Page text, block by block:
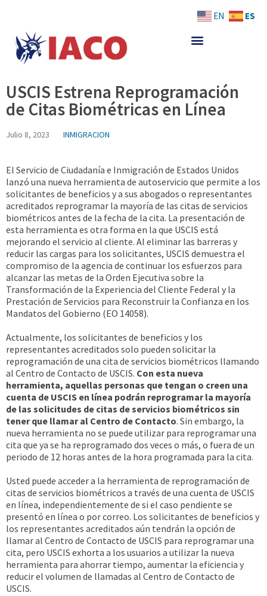
content
USCIS Estrena Reprogramación
de Citas Biométricas en Línea
Julio 8, 2023 INMIGRACION
El Servicio de Ciudadanía e Inmigración de Estados Unidos
lanzó una nueva herramienta de autoservicio que permite a los
solicitantes de beneficios y a sus abogados o representantes
acreditados reprogramar la mayoría de las citas de servicios
biométricos antes de la fecha de la cita. La presentación de
esta herramienta es otra forma en la que USCIS está
mejorando el servicio al cliente. Al eliminar las barreras y
reducir las cargas para los solicitantes, USCIS demuestra el
compromiso de la agencia de continuar los esfuerzos para
alcanzar las metas de la Orden Ejecutiva sobre la
Transformación de la Experiencia del Cliente Federal y la
Prestación de Servicios para Reconstruir la Confianza en los
Mandatos del Gobierno (EO 14058).
Actualmente, los solicitantes de beneficios y los
representantes acreditados solo pueden solicitar la
reprogramación de una cita de servicios biométricos llamando
al Centro de Contacto de USCIS. Con esta nueva
herramienta, aquellas personas que tengan o creen una
cuenta de USCIS en línea podrán reprogramar la mayoría
de las solicitudes de citas de servicios biométricos sin
tener que llamar al Centro de Contacto. Sin embargo, la
nueva herramienta no se puede utilizar para reprogramar una
cita que ya se ha reprogramado dos veces o más, o fuera de un
periodo de 12 horas antes de la hora programada para la cita.
Usted puede acceder a la herramienta de reprogramación de
citas de servicios biométricos a través de una cuenta de USCIS
en línea, independientemente de si el caso pendiente se
presentó en línea o por correo. Los solicitantes de beneficios y
los representantes acreditados aún tendrán la opción de
llamar al Centro de Contacto de USCIS para reprogramar una
cita, pero USCIS exhorta a los usuarios a utilizar la nueva
herramienta para ahorrar tiempo, aumentar la eficiencia y
reducir el volumen de llamadas al Centro de Contacto de
USCIS.
EN ES